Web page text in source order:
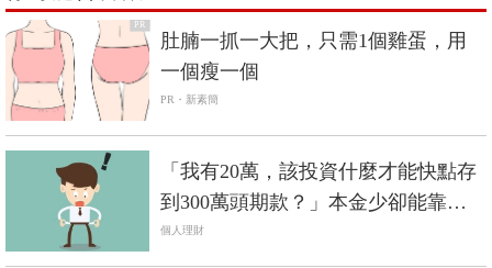
PR
肚腩一抓一大把，只需1個雞蛋，用
一個瘦一個
PR・新素簡
「我有20萬，該投資什麼才能快點存
到300萬頭期款？」本金少卻能靠投
資翻身，絕對是詐騙
個人理財